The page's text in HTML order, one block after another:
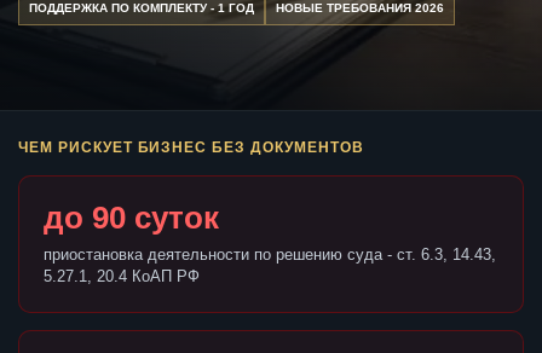
ПОДДЕРЖКА ПО КОМПЛЕКТУ - 1 ГОД НОВЫЕ ТРЕБОВАНИЯ 2026
ЧЕМ РИСКУЕТ БИЗНЕС БЕЗ ДОКУМЕНТОВ
до 90 суток
приостановка деятельности по решению суда - ст. 6.3, 14.43,
5.27.1, 20.4 КоАП РФ